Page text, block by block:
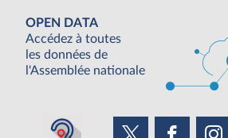
OPEN DATA
Accédez à toutes
les données de
l'Assemblée nationale